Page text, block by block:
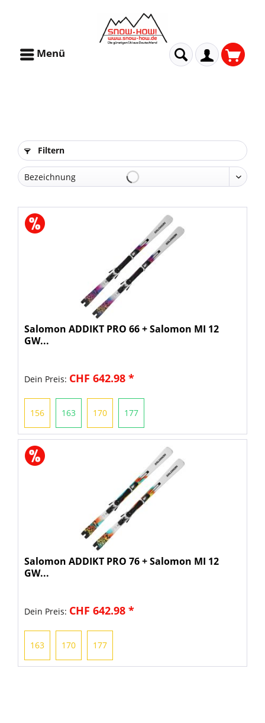
Menü
Filtern
Salomon ADDIKT PRO 66 + Salomon MI 12
GW...
Dein Preis: CHF 642.98 *
156 163 170 177
Salomon ADDIKT PRO 76 + Salomon MI 12
GW...
Dein Preis: CHF 642.98 *
163 170 177